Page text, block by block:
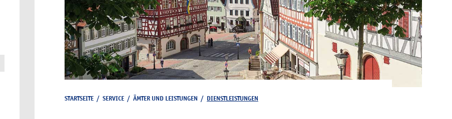
STARTSEITE / SERVICE / ÄMTER UND LEISTUNGEN / DIENSTLEISTUNGEN